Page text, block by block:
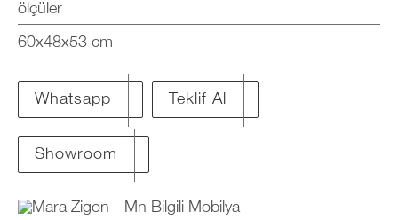
ölçüler
60x48x53 cm
Whatsapp Teklif Al
Showroom